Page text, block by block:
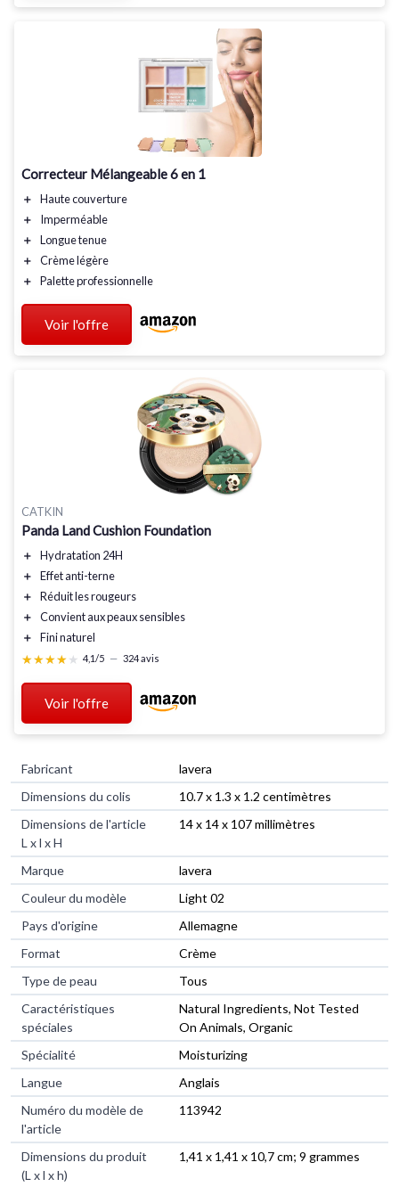
Correcteur Mélangeable 6 en 1
＋
Haute couverture
＋
Imperméable
＋
Longue tenue
＋
Crème légère
＋
Palette professionnelle
Voir l'offre
CATKIN
Panda Land Cushion Foundation
＋ Hydratation 24H
＋
Effetanti-terne
＋
Réduit lesrougeurs
＋
Convient auxpeaux sensibles
＋
Fininaturel
★★★★★
★★★★★ 4,1/5 — 324 avis
Voir l'offre
Fabricant
‎lavera
Dimensions du colis
‎10.7 x 1.3 x 1.2 centimètres
Dimensions de l'article
L x l x H
‎14 x 14 x 107 millimètres
Marque
‎lavera
Couleur du modèle
‎Light 02
Pays d'origine
‎Allemagne
Format
‎Crème
Type de peau
‎Tous
Caractéristiques
spéciales
‎Natural Ingredients, Not Tested
On Animals, Organic
Spécialité
‎Moisturizing
Langue
‎Anglais
Numéro du modèle de
l'article
‎113942
Dimensions du produit
(L x l x h)
‎1,41 x 1,41 x 10,7 cm; 9 grammes